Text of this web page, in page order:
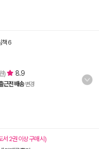
책 6
) 8.9
근전 배송 변경
서 2권 이상 구매 시)